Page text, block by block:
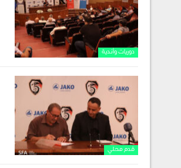
دوريات وأندية
قدم محلي